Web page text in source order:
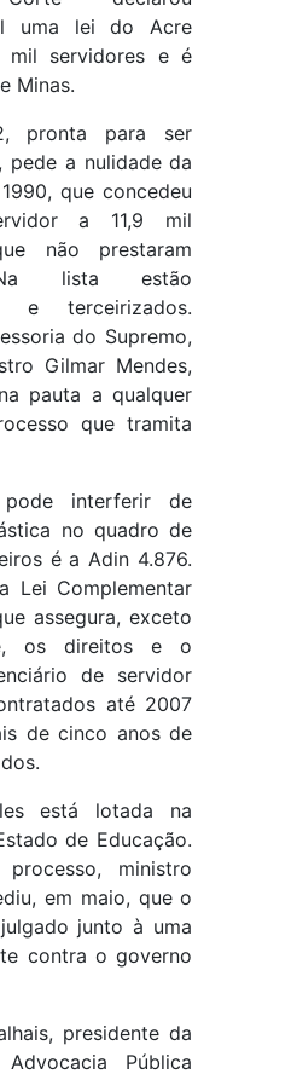
uma lei do Acre
mil servidores e é
Minas.
pronta para ser
pede a nulidade da
que concedeu
a 11,9 mil
não prestaram
lista estão
e terceirizados.
do Supremo,
Gilmar Mendes,
pauta a qualquer
que tramita
interferir de
no quadro de
é a Adin 4.876.
Lei Complementar
assegura, exceto
os direitos e o
de servidor
até 2007
de cinco anos de
está lotada na
de Educação.
ministro
em maio, que o
junto à uma
contra o governo
presidente da
Pública